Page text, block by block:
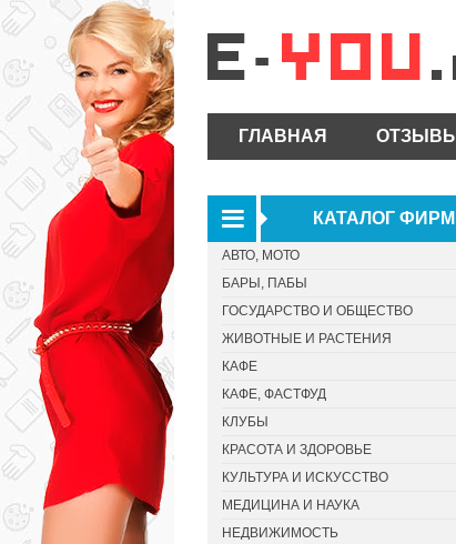
ГЛАВНАЯ ОТЗЫВЫ
КАТАЛОГ ФИРМ
АВТО, МОТО
БАРЫ, ПАБЫ
ГОСУДАРСТВО И ОБЩЕСТВО
ЖИВОТНЫЕ И РАСТЕНИЯ
КАФЕ
КАФЕ, ФАСТФУД
КЛУБЫ
КРАСОТА И ЗДОРОВЬЕ
КУЛЬТУРА И ИСКУССТВО
МЕДИЦИНА И НАУКА
НЕДВИЖИМОСТЬ